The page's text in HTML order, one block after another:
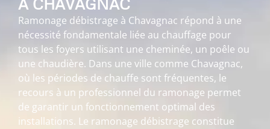
À CHAVAGNAC
Ramonage débistrage à Chavagnac répond à une
nécessité fondamentale liée au chauffage pour
tous les foyers utilisant une cheminée, un poêle ou
une chaudière. Dans une ville comme Chavagnac,
où les périodes de chauffe sont fréquentes, le
recours à un professionnel du ramonage permet
de garantir un fonctionnement optimal des
installations. Le ramonage débistrage constitue